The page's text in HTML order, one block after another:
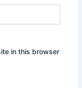
in this browser